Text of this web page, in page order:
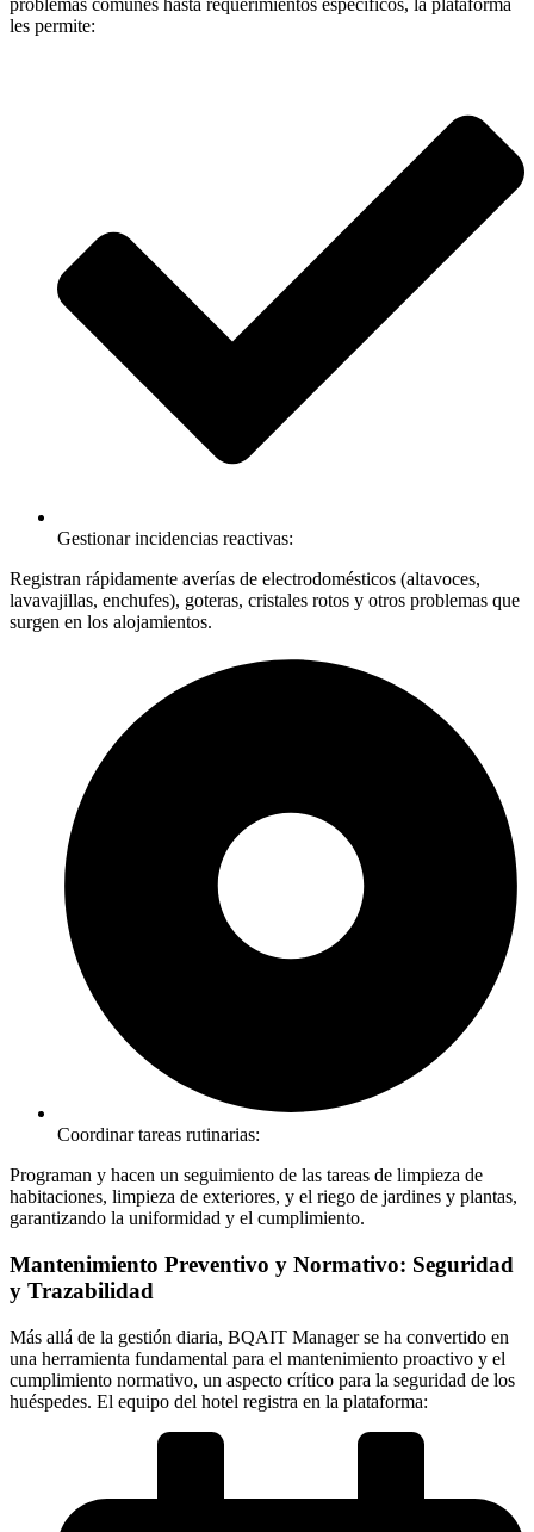
problemas comunes hasta requerimientos específicos, la plataforma
les permite:
Gestionar incidencias reactivas:
Registran rápidamente averías de electrodomésticos (altavoces,
lavavajillas, enchufes), goteras, cristales rotos y otros problemas que
surgen en los alojamientos.
Coordinar tareas rutinarias:
Programan y hacen un seguimiento de las tareas de limpieza de
habitaciones, limpieza de exteriores, y el riego de jardines y plantas,
garantizando la uniformidad y el cumplimiento.
Mantenimiento Preventivo y Normativo: Seguridad
y Trazabilidad
Más allá de la gestión diaria, BQAIT Manager se ha convertido en
una herramienta fundamental para el mantenimiento proactivo y el
cumplimiento normativo, un aspecto crítico para la seguridad de los
huéspedes. El equipo del hotel registra en la plataforma: